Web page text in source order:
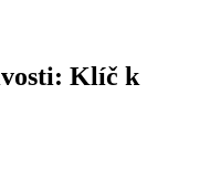
Klíč k